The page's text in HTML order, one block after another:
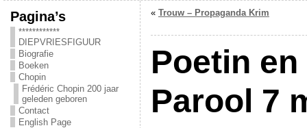
Pagina’s
************
DIEPVRIESFIGUUR
Biografie
Boeken
Chopin
Frédéric Chopin 200 jaar
geleden geboren
Contact
English Page
« Trouw – Propaganda Krim
Poetin
Parool 7